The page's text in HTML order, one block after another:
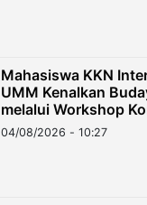
Mahasiswa KKN
UMM Kenalkan
melalui Workshop
di Taiwan
04/08/2026 - 10:27